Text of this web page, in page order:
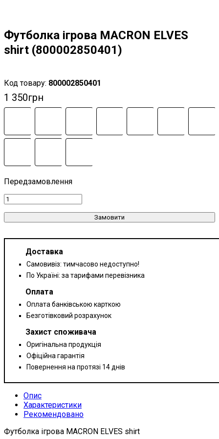
Футболка ігрова MACRON ELVES
shirt (800002850401)
800002850401
1 350грн
Замовити
Доставка
Самовивіз: тимчасово недоступно!
По Україні: за тарифами перевізника
Оплата
Оплата банківською карткою
Безготівковий розрахунок
Захист споживача
Оригінальна продукція
Офіційна гарантія
Повернення на протязі 14 днів
Опис
Характеристики
Рекомендовано
Футболка ігрова MACRON ELVES shirt